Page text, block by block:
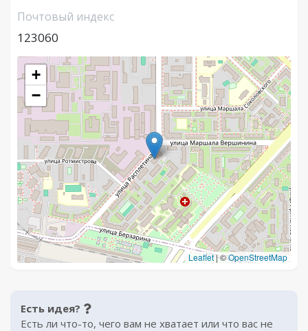
Почтовый индекс
123060
+
−
Leaflet|©OpenStreetMap
Есть идея?
Есть ли что-то, чего вам не хватает или что вас не